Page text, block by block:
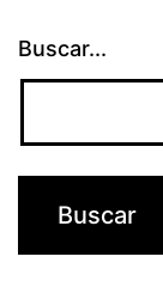
Buscar...